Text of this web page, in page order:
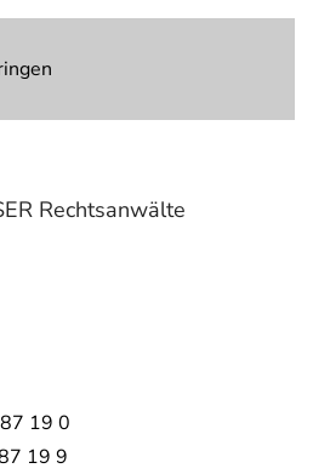
Rechtsanwälte
19 0
19 9